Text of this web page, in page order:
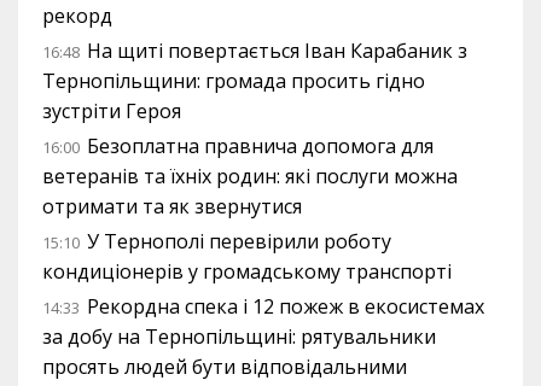
рекорд
16:48 На щиті повертається Іван Карабаник з
Тернопільщини: громада просить гідно
зустріти Героя
16:00 Безоплатна правнича допомога для
ветеранів та їхніх родин: які послуги можна
отримати та як звернутися
15:10 У Тернополі перевірили роботу
кондиціонерів у громадському транспорті
14:33 Рекордна спека і 12 пожеж в екосистемах
за добу на Тернопільщині: рятувальники
просять людей бути відповідальними